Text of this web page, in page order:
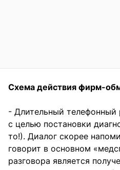
Схема действия фирм-
- Длительный телефонный
с целью постановки
то!). Диалог скорее
говорит в основном
разговора является